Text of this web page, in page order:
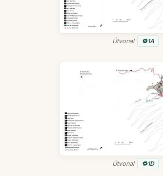
Útvonal 1A
Útvonal 1D